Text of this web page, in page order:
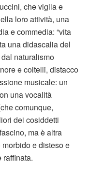
che vigila e
loro attività, una
e commedia: “vita
una didascalia del
naturalismo
e coltelli, distacco
musicale: un
una vocalità
comunque,
dei cosiddetti
ma è altra
e disteso e
raffinata.